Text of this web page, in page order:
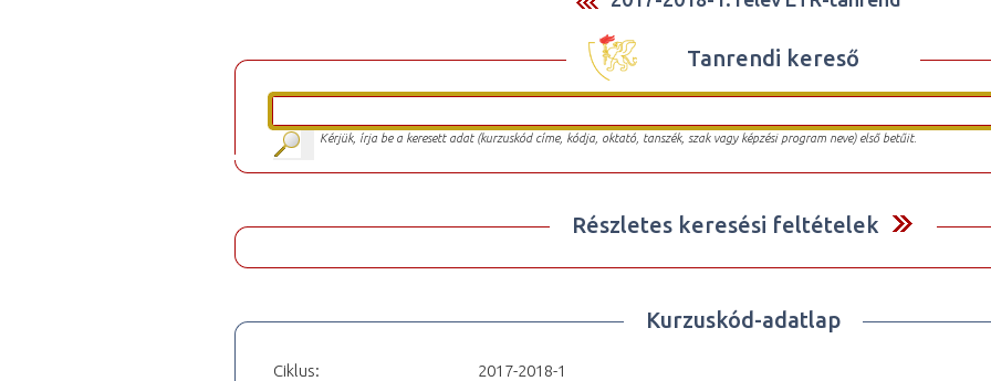
Tanrendi kereső
Kérjük, írja be a keresett adat (kurzuskód címe, kódja, oktató, tanszék, szak vagy képzési program neve) első betűit.
Részletes keresési feltételek
Kurzuskód-adatlap
Ciklus:
2017-2018-1